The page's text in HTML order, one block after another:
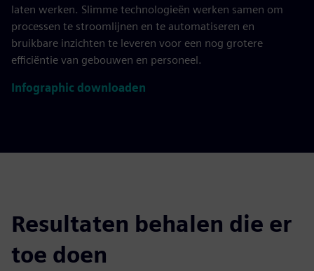
laten werken. Slimme technologieën werken samen om
processen te stroomlijnen en te automatiseren en
bruikbare inzichten te leveren voor een nog grotere
efficiëntie van gebouwen en personeel.
Infographic downloaden
Resultaten behalen die er
toe doen